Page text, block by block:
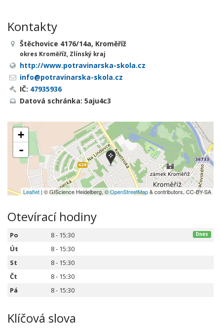
Kontakty
Štěchovice 4176/14a, Kroměříž
okres Kroměříž, Zlínský kraj
http://www.potravinarska-skola.cz
info@potravinarska-skola.cz
IČ: 47935936
Datová schránka: 5aju4c3
+
-
Leaflet | © GIScience Heidelberg, ©OpenStreetMap& contributors, CC-BY-SA
Otevírací hodiny
Po 8 - 15:30 Dnes
Út
8 - 15:30
St
8 - 15:30
Čt
8 - 15:30
Pá
8 - 15:30
Klíčová slova